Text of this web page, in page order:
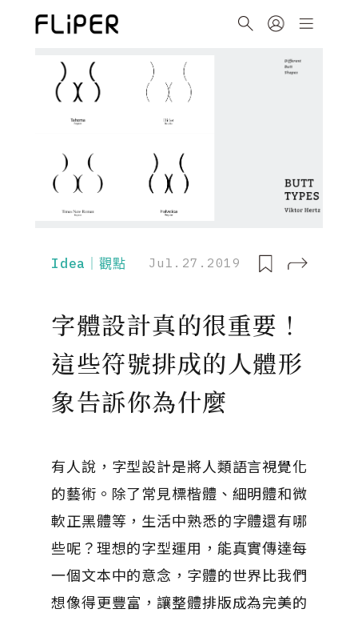
Idea｜觀點 Jul.27.2019
字體設計真的很重要！
這些符號排成的人體形
象告訴你為什麼
有人說，字型設計是將人類語言視覺化
的藝術。除了常見標楷體、細明體和微
軟正黑體等，生活中熟悉的字體還有哪
些呢？理想的字型運用，能真實傳達每
一個文本中的意念，字體的世界比我們
想像得更豐富，讓整體排版成為完美的